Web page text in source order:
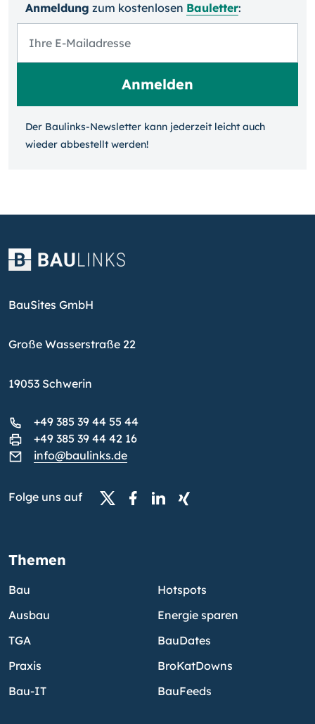
Anmeldung zum kosten­losen Bauletter:
Der Baulinks-Newsletter kann jeder­zeit leicht auch
wieder ab­bestellt werden!
BauSites GmbH
Große Wasserstraße 22
19053 Schwerin
+49 385 39 44 55 44
+49 385 39 44 42 16
info@baulinks.de
Folge uns auf
Themen
Bau
Ausbau
TGA
Praxis
Bau-IT
Hotspots
Energie sparen
BauDates
BroKatDowns
BauFeeds